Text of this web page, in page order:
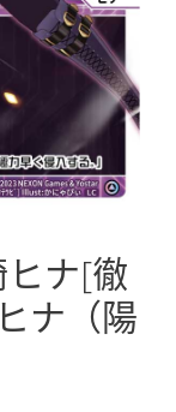
ヒナ[徹
ナ（陽